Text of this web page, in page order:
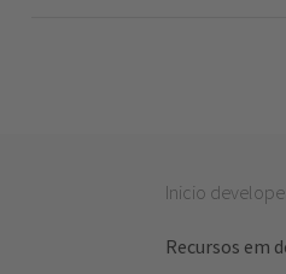
Inicio
Recursos em